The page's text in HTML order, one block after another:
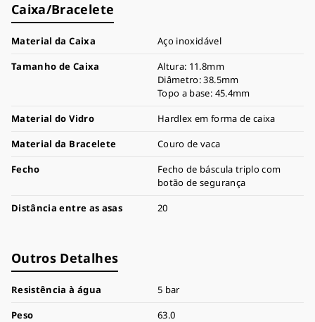
Caixa/Bracelete
Material da Caixa
Aço inoxidável
Tamanho de Caixa
Altura: 11.8mm
Diâmetro: 38.5mm
Topo a base: 45.4mm
Material do Vidro
Hardlex em forma de caixa
Material da Bracelete
Couro de vaca
Fecho
Fecho de báscula triplo com
botão de segurança
Distância entre as asas
20
Outros Detalhes
Resistência à água
5 bar
Peso
63.0